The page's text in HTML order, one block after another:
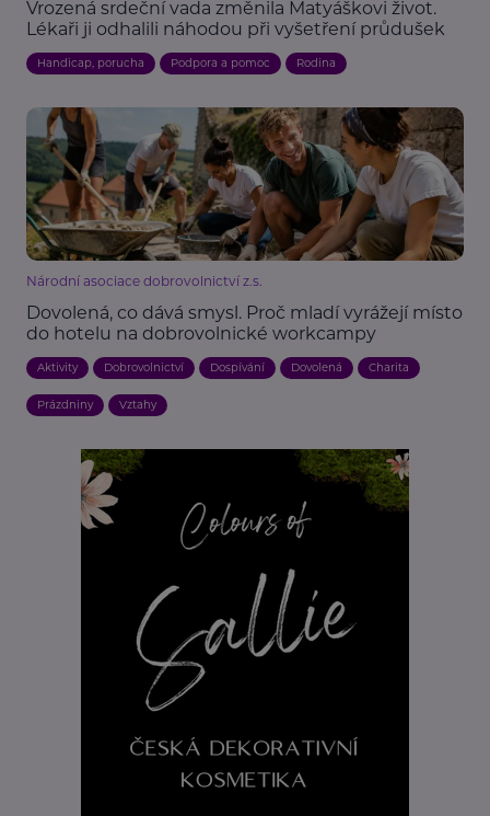
Vrozená srdeční vada změnila Matyáškovi život.
Lékaři ji odhalili náhodou při vyšetření průdušek
Handicap, porucha Podpora a pomoc Rodina
Národní asociace dobrovolnictví z.s.
Dovolená, co dává smysl. Proč mladí vyrážejí místo
do hotelu na dobrovolnické workcampy
Aktivity Dobrovolnictví Dospívání Dovolená Charita
Prázdniny Vztahy